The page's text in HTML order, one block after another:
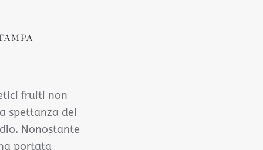
fruiti non
spettanza dei
Nonostante
portata